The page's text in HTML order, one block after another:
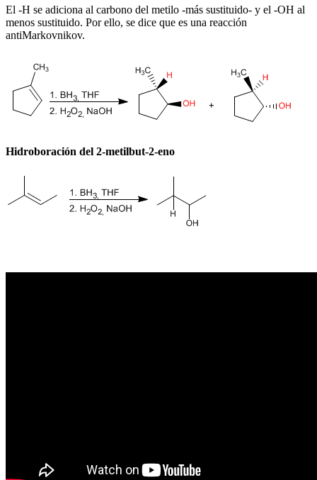
El -H se adiciona al carbono del metilo -más sustituido- y el -OH al
menos sustituido. Por ello, se dice que es una reacción
antiMarkovnikov.
Hidroboración del 2-metilbut-2-eno